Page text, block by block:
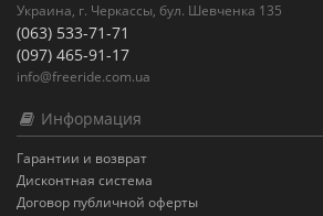
Украина, г. Черкассы, бул. Шевченка 135
(063) 533-71-71
(097) 465-91-17
info@freeride.com.ua
Информация
Гарантии и возврат
Дисконтная система
Договор публичной оферты